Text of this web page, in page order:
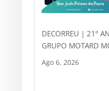
DECORREU | 21º
GRUPO MOTARD
Ago 6, 2026